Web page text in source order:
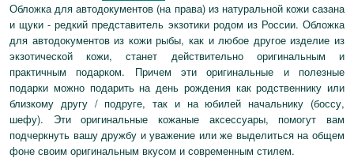
Обложка для автодокументов (на права) из натуральной кожи сазана
и щуки - редкий представитель экзотики родом из России. Обложка
для автодокументов из кожи рыбы, как и любое другое изделие из
экзотической кожи, станет действительно оригинальным и
практичным подарком. Причем эти оригинальные и полезные
подарки можно подарить на день рождения как родственнику или
близкому другу / подруге, так и на юбилей начальнику (боссу,
шефу). Эти оригинальные кожаные аксессуары, помогут вам
подчеркнуть вашу дружбу и уважение или же выделиться на общем
фоне своим оригинальным вкусом и современным стилем.